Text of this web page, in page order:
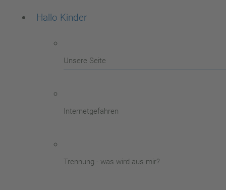
Hallo Kinder
Unsere Seite
Internetgefahren
Trennung - was wird aus mir?